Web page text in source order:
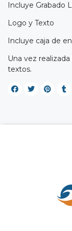
Incluye Grabado
Logo y Texto
Incluye caja de
Una vez
textos.